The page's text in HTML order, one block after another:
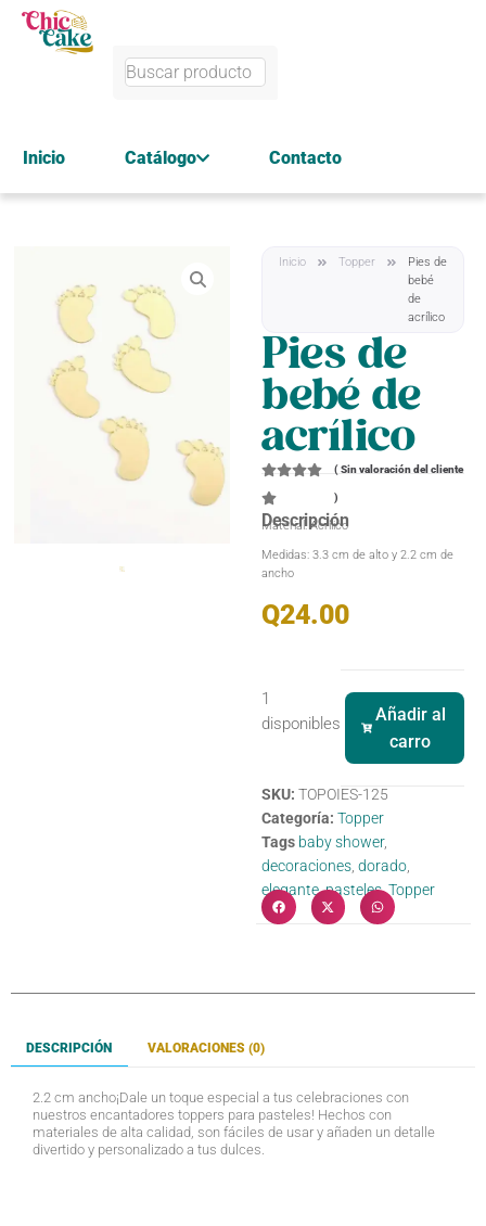
Inicio Catálogo Contacto
Inicio Topper
Pies de
bebé
de
acrílico
Pies de
bebé de
acrílico
(Sin valoración del cliente
)
Descripción
Material: Acrílico
Medidas: 3.3 cm de alto y 2.2 cm de
ancho
Q24.00
1
disponibles
Añadir al
carro
SKU:TOPOIES-125
Categoría: Topper
Tags baby shower,
decoraciones ,dorado
elegante,pasteles,Topper
DESCRIPCIÓN VALORACIONES (0)
2.2 cm ancho¡Dale un toque especial a tus celebraciones con
nuestros encantadores toppers para pasteles! Hechos con
materiales de alta calidad, son fáciles de usar y añaden un detalle
divertido y personalizado a tus dulces.